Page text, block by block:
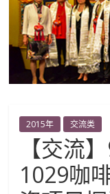
2015年 交流类
【交流
1029咖